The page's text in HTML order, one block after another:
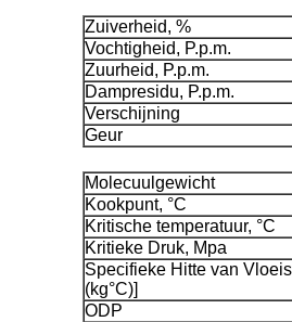
Zuiverheid, %
Vochtigheid, P.p.m.
Zuurheid, P.p.m.
Dampresidu, P.p.m.
Verschijning
Geur
Molecuulgewicht
Kookpunt, °C
Kritische temperatuur, °C
Kritieke Druk, Mpa
Specifieke Hitte van
(kg°C)]
ODP